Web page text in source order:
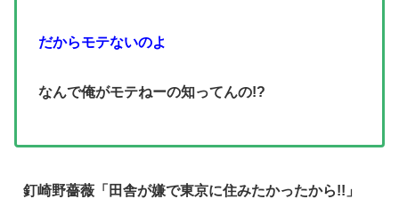
だからモテないのよ
なんで俺がモテねーの知ってんの!?
釘崎野薔薇「田舎が嫌で東京に住みたかったから!!」